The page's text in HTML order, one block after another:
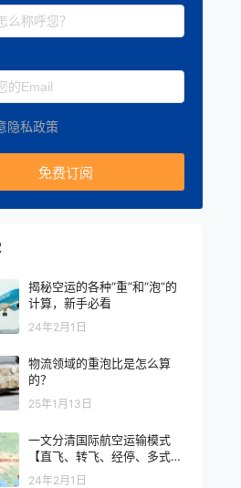
隐私政策
揭秘空运的各种“重”和“泡”的
计算，新手必看
24年2月1日
物流领域的重泡比是怎么算
的？
25年1月13日
一文分清国际航空运输模式
【直飞、转飞、经停、多式联
运】
24年2月1日